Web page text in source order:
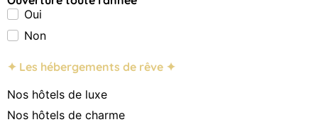
Oui
Non
✦ Les hébergements de rêve ✦
Nos hôtels de luxe
Nos hôtels de charme